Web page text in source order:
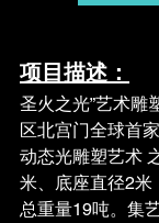
项目描述：
圣火之光”艺术雕
区北宫门全球首
动态光雕塑艺术
米、底座直径2米
总重量19吨。集